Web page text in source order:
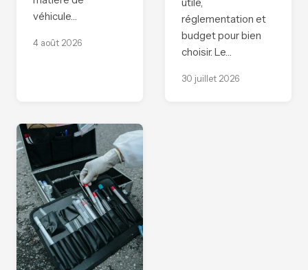
véhicule…
4 août 2026
réglementation et
budget pour bien
choisir. Le…
30 juillet 2026